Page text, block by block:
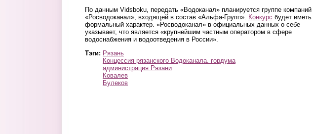
По данным Vidsboku, передать «Водоканал» планируется группе компаний
«Росводоканал», входящей в состав «Альфа-Групп».
Конкурс будет иметь
формальный характер. «Росводоканал» в официальных данных о себе
указывает, что является «крупнейшим частным оператором в сфере
водоснабжения и водоотведения в России».
Тэги: Рязань
Концессия рязанского Водоканала. гордума
администрация Рязани
Ковалев
Булеков